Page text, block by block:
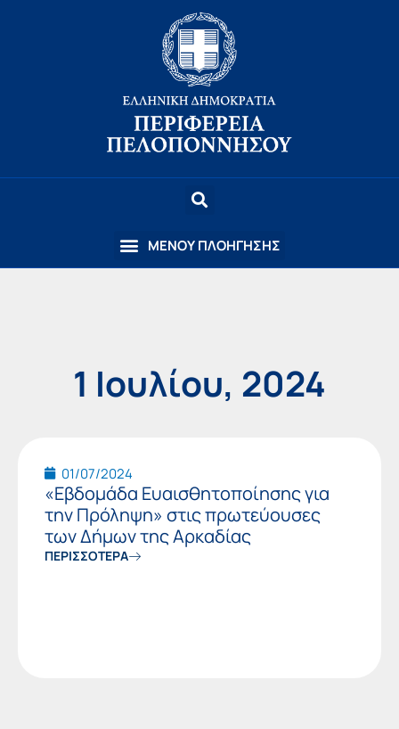
1 Ιουλίου, 2024
01/07/2024
«Εβδομάδα Ευαισθητοποίησης για
την Πρόληψη» στις πρωτεύουσες
των Δήμων της Αρκαδίας
ΠΕΡΙΣΣΟΤΕΡΑ